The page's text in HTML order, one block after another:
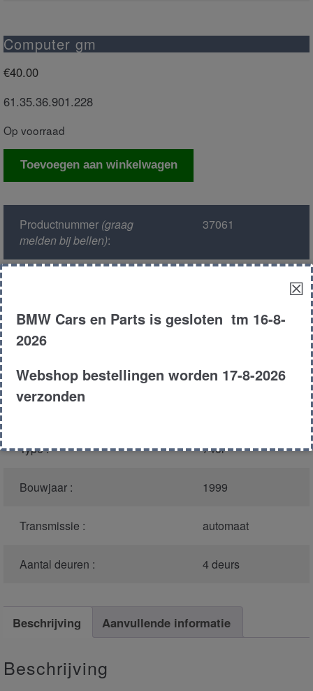
Computer gm
€40.00
61.35.36.901.228
Op voorraad
Computer
Toevoegen aan winkelwagen
Productnummer(graag
melden bij bellen):
37061
Kleur :
339 - Aspensilber
Carroserie : Sedan
Type : 740i
Bouwjaar : 1999
Transmissie : automaat
Aantal deuren : 4 deurs
Beschrijving Aanvullende informatie
Beschrijving
☒
BMW Cars en Parts is gesloten tm 16-8-
2026
Webshop bestellingen worden 17-8-2026
verzonden